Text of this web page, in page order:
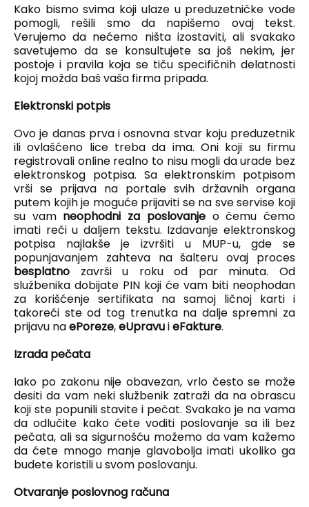
Kako bismo svima koji ulaze u preduzetničke vode
pomogli, rešili smo da napišemo ovaj tekst.
Verujemo da nećemo ništa izostaviti, ali svakako
savetujemo da se konsultujete sa još nekim, jer
postoje i pravila koja se tiču specifičnih delatnosti
kojoj možda baš vaša firma pripada.
Elektronski potpis
Ovo je danas prva i osnovna stvar koju preduzetnik
ili ovlašćeno lice treba da ima. Oni koji su firmu
registrovali online realno to nisu mogli da urade bez
elektronskog potpisa. Sa elektronskim potpisom
vrši se prijava na portale svih državnih organa
putem kojih je moguće prijaviti se na sve servise koji
su vam neophodni za poslovanjeo čemu ćemo
imati reči u daljem tekstu. Izdavanje elektronskog
potpisa najlakše je izvršiti u MUP-u, gde se
popunjavanjem zahteva na šalteru ovaj proces
besplatno završi u roku od par minuta. Od
službenika dobijate PIN koji će vam biti neophodan
za korišćenje sertifikata na samoj ličnoj karti i
takoreći ste od tog trenutka na dalje spremni za
prijavu naePoreze,eUpravuieFakture.
Izrada pečata
Iako po zakonu nije obavezan, vrlo često se može
desiti da vam neki službenik zatraži da na obrascu
koji ste popunili stavite i pečat. Svakako je na vama
da odlučite kako ćete voditi poslovanje sa ili bez
pečata, ali sa sigurnošću možemo da vam kažemo
da ćete mnogo manje glavobolja imati ukoliko ga
budete koristili u svom poslovanju.
Otvaranje poslovnog računa